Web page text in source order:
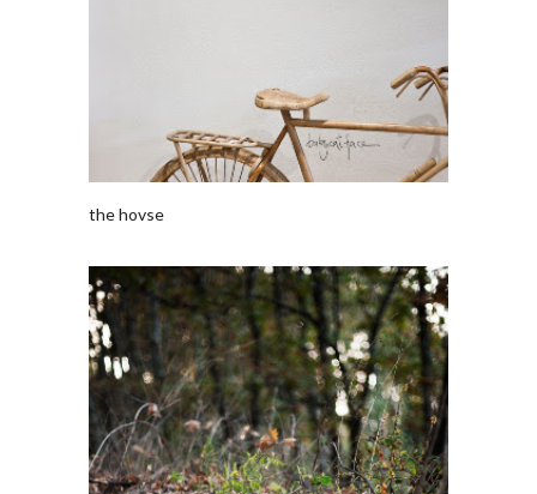
the hovse